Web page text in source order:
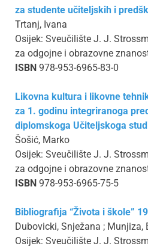
za studente učiteljskih i
Trtanj, Ivana
Osijek: Sveučilište J. J.
za odgojne i obrazovne
ISBN 978-953-6965-83-0
Likovna kultura i likovne
za 1. godinu integriranoga
diplomskoga Učiteljskoga
Šošić, Marko
Osijek: Sveučilište J. J.
za odgojne i obrazovne
ISBN 978-953-6965-75-5
Bibliografija “Života i škole”
Dubovicki, Snježana ; Munjiza,
Osijek: Sveučilište J. J.